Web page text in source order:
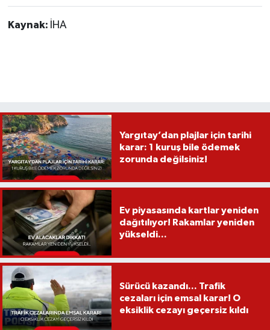
Kaynak: İHA
Yargıtay’dan plajlar için tarihi
karar: 1 kuruş bile ödemek
zorunda değilsiniz!
Ev piyasasında kartlar yeniden
dağıtılıyor! Rakamlar yeniden
yükseldi...
Sürücü kazandı... Trafik
cezaları için emsal karar! O
eksiklik cezayı geçersiz kıldı